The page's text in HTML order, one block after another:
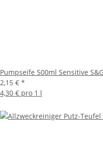
Pumpseife 500ml Sensitive
2,15 € *
4,30 € pro 1 l